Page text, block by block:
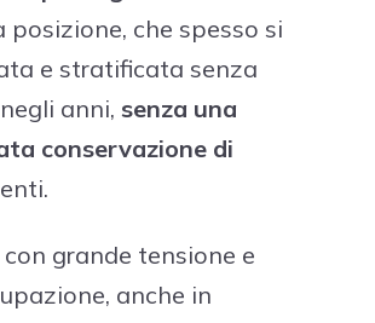
posizione, che spesso si
e stratificata senza
anni, senza una
conservazione di
grande tensione e
anche in